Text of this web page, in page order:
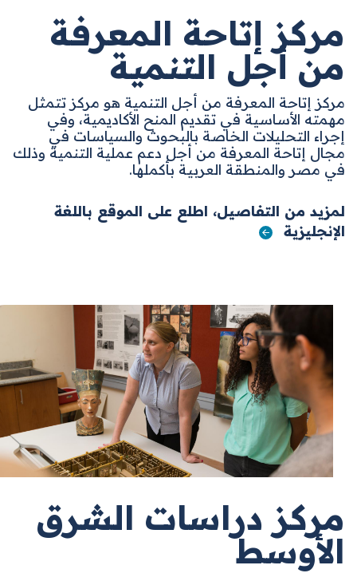
مركز إتاحة المعرفة
من أجل التنمية
مركز إتاحة المعرفة من أجل التنمية هو مركز تتمثل
مهمته الأساسية في تقديم المنح الأكاديمية، وفي
إجراء التحليلات الخاصة بالبحوث والسياسات في
مجال إتاحة المعرفة من أجل دعم عملية التنمية وذلك
في مصر والمنطقة العربية بأكملها.
لمزيد من التفاصيل، اطلع على الموقع باللغة
الإنجليزية
مركز دراسات الشرق
الأوسط